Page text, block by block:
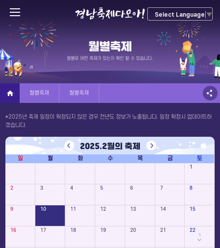
Select Language ▼
월별축제
월별로 어떤 축제가 있는지 확인 할 수 있습니다.
월별축제 월별축제
*2025년 축제 일정이 확정되지 않은 경우 전년도 정보가 노출됩니다. 일정 확정시 업데이트하
겠습니다.
2025.2월의 축제
일 월 화 수 목 금 토
1
2 3 4 5 6 7 8
9 10 11 12 13 14 15
16 17 18 19 20 21 22
1